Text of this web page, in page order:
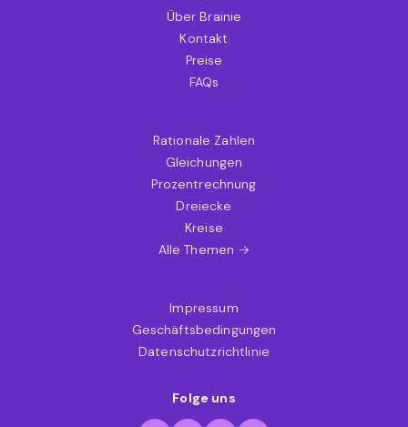
Über Brainie
Kontakt
Preise
FAQs
Rationale Zahlen
Gleichungen
Prozentrechnung
Dreiecke
Kreise
Alle Themen →
Impressum
Geschäftsbedingungen
Datenschutzrichtlinie
Folge uns